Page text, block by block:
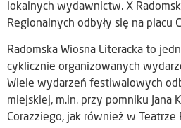
lokalnych wydawnictw. X
Regionalnych odbyły się na placu
Radomska Wiosna Literacka to
cyklicznie organizowanych
Wiele wydarzeń festiwalowych
miejskiej, m.in. przy pomniku Jana
Corazziego, jak również w Teatrze